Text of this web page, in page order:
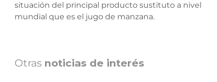
situación del principal producto sustituto a nivel
mundial que es el jugo de manzana.
Otras noticias de interés